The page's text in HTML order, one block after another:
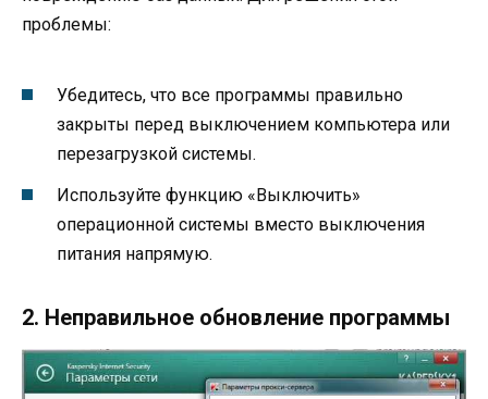
проблемы:
Убедитесь, что все программы правильно
закрыты перед выключением компьютера или
перезагрузкой системы.
Используйте функцию «Выключить»
операционной системы вместо выключения
питания напрямую.
2. Неправильное обновление программы